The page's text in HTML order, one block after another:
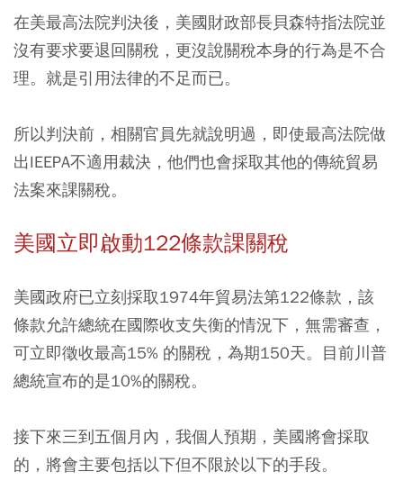
在美最高法院判決後，美國財政部長貝森特指法院並
沒有要求要退回關稅，更沒說關稅本身的行為是不合
理。就是引用法律的不足而已。
所以判決前，相關官員先就說明過，即使最高法院做
出IEEPA不適用裁決，他們也會採取其他的傳統貿易
法案來課關稅。
美國立即啟動122條款課關稅
美國政府已立刻採取1974年貿易法第122條款，該
條款允許總統在國際收支失衡的情況下，無需審查，
可立即徵收最高15% 的關稅，為期150天。目前川普
總統宣布的是10%的關稅。
接下來三到五個月內，我個人預期，美國將會採取
的，將會主要包括以下但不限於以下的手段。